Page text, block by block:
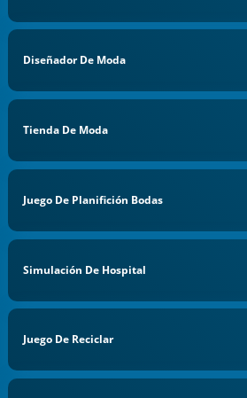
Diseñador De Moda
Tienda De Moda
Juego De Planifición Bodas
Simulación De Hospital
Juego De Reciclar